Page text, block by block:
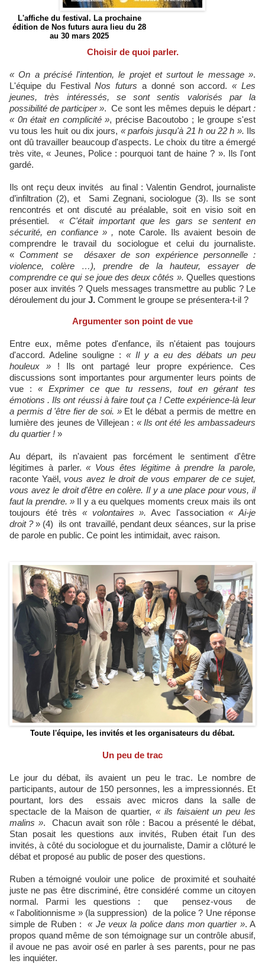
L'affiche du festival. La prochaine
édition de Nos futurs aura lieu du 28
au 30 mars 2025
Choisir de quoi parler.
« On a précisé l'intention, le projet et surtout le message ».
L'équipe du FestivalNos futurs a donné son accord.« Les
jeunes, très intéressés, se sont sentis valorisés par la
possibilité de participer ». Ce sont les mêmes depuis le départ :
« 0n était en complicité », précise Bacoutobo ; le groupe s'est
vu tous les huit ou dix jours, « parfois jusqu'à 21 h ou 22 h ». Ils
ont dû travailler beaucoup d'aspects. Le choix du titre a émergé
très vite, « Jeunes, Police : pourquoi tant de haine ? ». Ils l'ont
gardé.
Ils ont reçu deux invités au final : Valentin Gendrot, journaliste
d’infiltration (2), et Sami Zegnani, sociologue (3). Ils se sont
rencontrés et ont discuté au préalable, soit en visio soit en
présentiel.
« C'était important que les gars se sentent en
sécurité, en confiance » , note Carole. Ils avaient besoin de
comprendre le travail du sociologue et celui du journaliste.
« Comment se désaxer de son expérience personnelle :
violence, colère …), prendre de la hauteur, essayer de
comprendre ce qui se joue des deux côtés ». Quelles questions
poser aux invités ? Quels messages transmettre au public ? Le
déroulement du jour J. Comment le groupe se présentera-t-il ?
Argumenter son point de vue
Entre eux, même potes d'enfance, ils n'étaient pas toujours
d'accord. Adeline souligne : « Il y a eu des débats un peu
houleux » ! Ils ont partagé leur propre expérience. Ces
discussions sont importantes pour argumenter leurs points de
vue : « Exprimer ce que tu ressens, tout en gérant tes
émotions . Ils ont réussi à faire tout ça ! Cette expérience-là leur
a permis d 'être fier de soi. »Et le débat a permis de mettre en
lumière des jeunes de Villejean : « Ils ont été les ambassadeurs
du quartier ! »
Au départ, ils n'avaient pas forcément le sentiment d'être
légitimes à parler. « Vous êtes légitime à prendre la parole,
raconte Yaël, vous avez le droit de vous emparer de ce sujet,
vous avez le droit d'être en colère. Il y a une place pour vous, il
faut la prendre. »Il y a eu quelques moments creux mais ils ont
toujours été très « volontaires ». Avec l'association« Ai-je
droit ?» (4) ils ont travaillé, pendant deux séances, sur la prise
de parole en public. Ce point les intimidait, avec raison.
Toute l'équipe, les invités et les organisateurs du débat.
Un peu de trac
Le jour du débat, ils avaient un peu le trac. Le nombre de
participants, autour de 150 personnes, les a impressionnés. Et
pourtant, lors des essais avec micros dans la salle de
spectacle de la Maison de quartier, « ils faisaient un peu les
malins ». Chacun avait son rôle : Bacou a présenté le débat,
Stan posait les questions aux invités, Ruben était l'un des
invités, à côté du sociologue et du journaliste, Damir a clôturé le
débat et proposé au public de poser des questions.
Ruben a témoigné vouloir une police de proximité et souhaité
juste ne pas être discriminé, être considéré comme un citoyen
normal. Parmi les questions : que pensez-vous de
« l'abolitionnisme » (la suppression) de la police ? Une réponse
simple de Ruben :« Je veux la police dans mon quartier ». A
propos quand même de son témoignage sur un contrôle abusif,
il avoue ne pas avoir osé en parler à ses parents, pour ne pas
les inquiéter.